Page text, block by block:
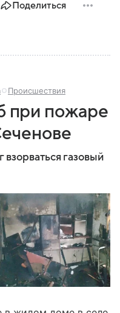
Поделиться
Происшествия
при пожаре
газовый